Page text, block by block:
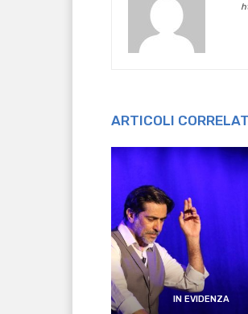
ARTICOLI
IN EVIDENZA